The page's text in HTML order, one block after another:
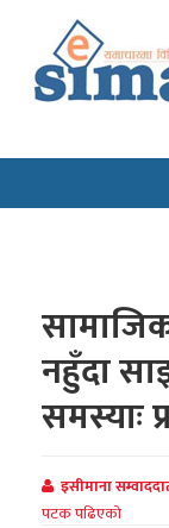
नहुँदा
समस्याः
इसीमाना
पटक पढिएको